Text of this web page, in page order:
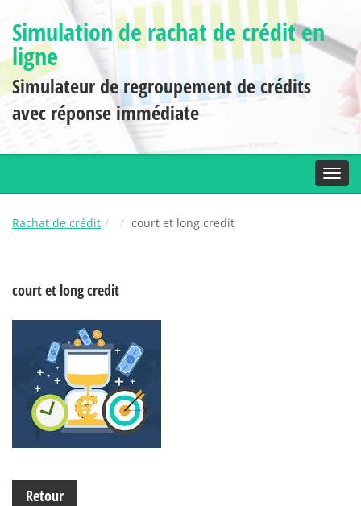
Simulation de rachat de crédit en
ligne
Simulateur de regroupement de crédits
avec réponse immédiate
Rachat de crédit court et long credit
court et long credit
Retour